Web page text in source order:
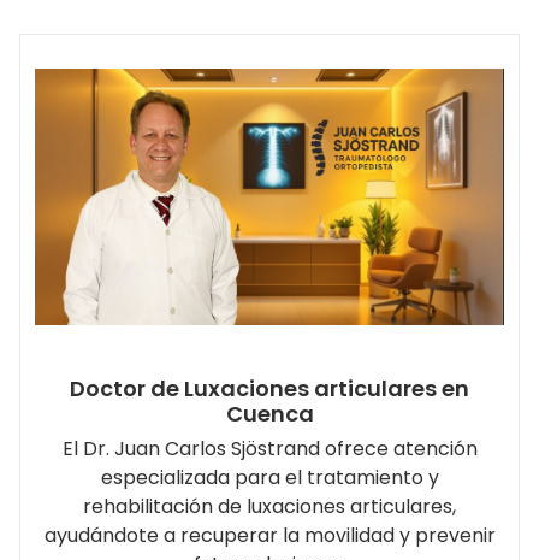
Doctor de Luxaciones articulares en
Cuenca
El Dr. Juan Carlos Sjöstrand ofrece atención
especializada para el tratamiento y
rehabilitación de luxaciones articulares,
ayudándote a recuperar la movilidad y prevenir